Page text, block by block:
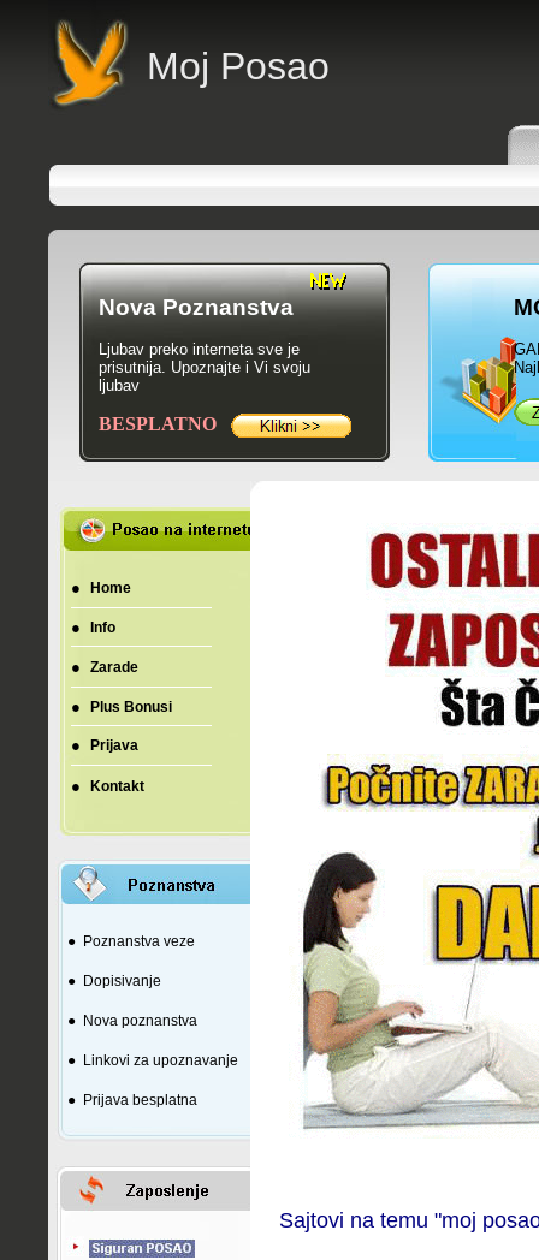
Moj Posao
Nova Poznanstva
Ljubav preko interneta sve je
prisutnija. Upoznajte i Vi svoju
ljubav
BESPLATNO
● Home
● Info
● Zarade
● Plus Bonusi
● Prijava
● Kontakt
● Poznanstva veze
● Dopisivanje
● Nova poznanstva
● Linkovi za upoznavanje
● Prijava besplatna
Sajtovi na temu "moj